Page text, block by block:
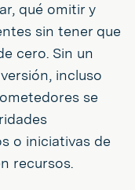
qué omitir y
sin tener que
cero. Sin un
incluso
se
o iniciativas de
recursos.